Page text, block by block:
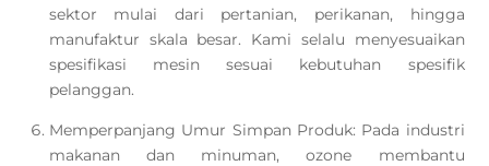
sektor mulai dari pertanian, perikanan, hingga
manufaktur skala besar. Kami selalu menyesuaikan
spesifikasi mesin sesuai kebutuhan spesifik
pelanggan.
Memperpanjang Umur Simpan Produk: Pada industri
makanan dan minuman, ozone membantu